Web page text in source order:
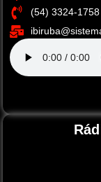
(54) 3324-1758